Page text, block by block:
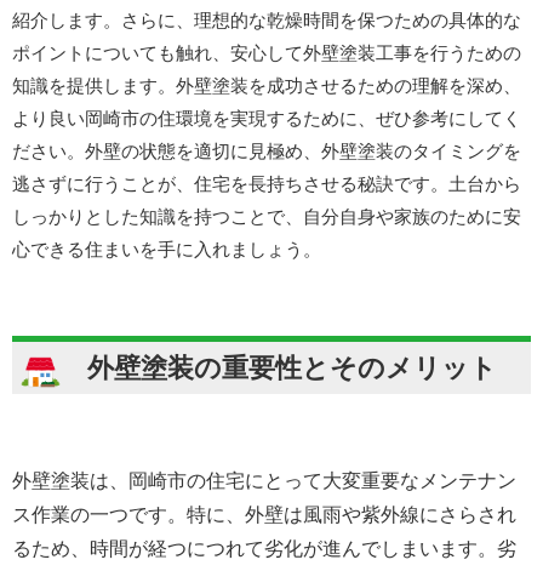
紹介します。さらに、理想的な乾燥時間を保つための具体的な
ポイントについても触れ、安心して外壁塗装工事を行うための
知識を提供します。外壁塗装を成功させるための理解を深め、
より良い岡崎市の住環境を実現するために、ぜひ参考にしてく
ださい。外壁の状態を適切に見極め、外壁塗装のタイミングを
逃さずに行うことが、住宅を長持ちさせる秘訣です。土台から
しっかりとした知識を持つことで、自分自身や家族のために安
心できる住まいを手に入れましょう。
外壁塗装の重要性とそのメリット
外壁塗装は、岡崎市の住宅にとって大変重要なメンテナン
ス作業の一つです。特に、外壁は風雨や紫外線にさらされ
るため、時間が経つにつれて劣化が進んでしまいます。劣